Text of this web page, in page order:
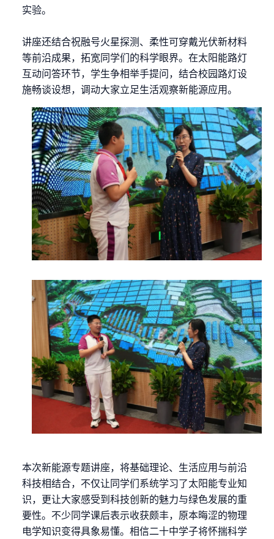
实验。
讲座还结合祝融号火星探测、柔性可穿戴光伏新材料
等前沿成果，拓宽同学们的科学眼界。在太阳能路灯
互动问答环节，学生争相举手提问，结合校园路灯设
施畅谈设想，调动大家立足生活观察新能源应用。
本次新能源专题讲座，将基础理论、生活应用与前沿
科技相结合，不仅让同学们系统学习了太阳能专业知
识，更让大家感受到科技创新的魅力与绿色发展的重
要性。不少同学课后表示收获颇丰，原本晦涩的物理
电学知识变得具象易懂。相信二十中学子将怀揣科学